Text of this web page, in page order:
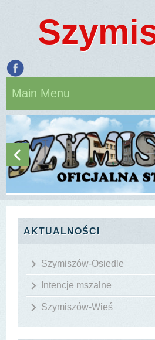
Main Menu
AKTUALNOŚCI
Szymiszów-Osiedle
Intencje mszalne
Szymiszów-Wieś